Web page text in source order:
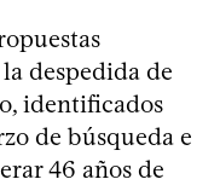
despedida de
identificados
de búsqueda e
46 años de